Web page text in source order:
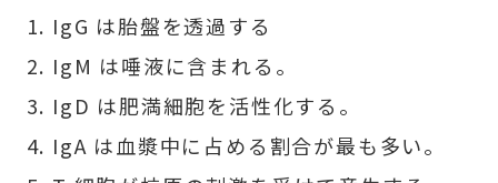
IgG は胎盤を透過する
IgM は唾液に含まれる。
IgD は肥満細胞を活性化する。
IgA は血漿中に占める割合が最も多い。